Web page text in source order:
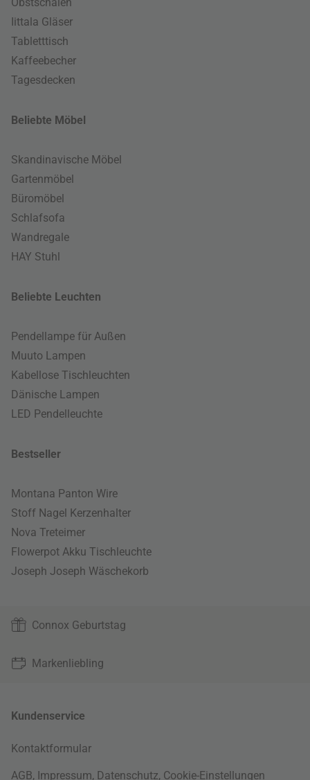
Obstschalen
Iittala Gläser
Tabletttisch
Kaffeebecher
Tagesdecken
Beliebte Möbel
Skandinavische Möbel
Gartenmöbel
Büromöbel
Schlafsofa
Wandregale
HAY Stuhl
Beliebte Leuchten
Pendellampe für Außen
Muuto Lampen
Kabellose Tischleuchten
Dänische Lampen
LED Pendelleuchte
Bestseller
Montana Panton Wire
Stoff Nagel Kerzenhalter
Nova Treteimer
Flowerpot Akku Tischleuchte
Joseph Joseph Wäschekorb
Connox Geburtstag
Markenliebling
Kundenservice
Kontaktformular
AGB, Impressum, Datenschutz, Cookie-Einstellungen